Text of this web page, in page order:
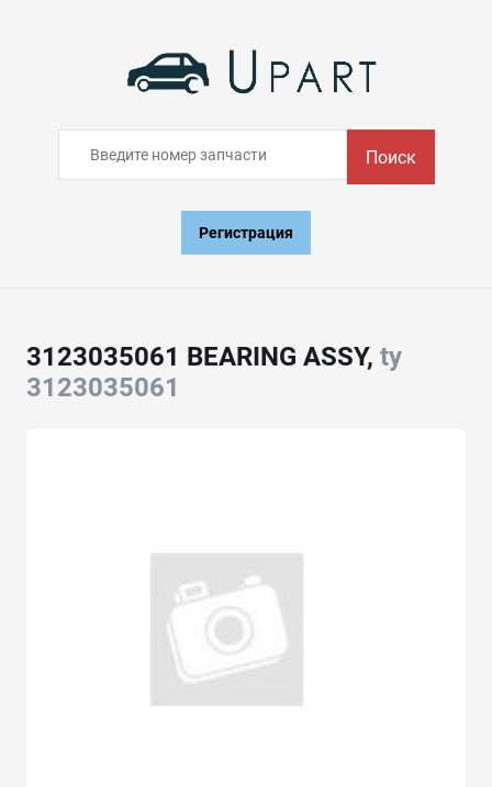
Поиск
Регистрация
3123035061 BEARING ASSY, ty
3123035061